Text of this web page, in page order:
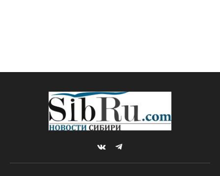
VKontakteTelegram